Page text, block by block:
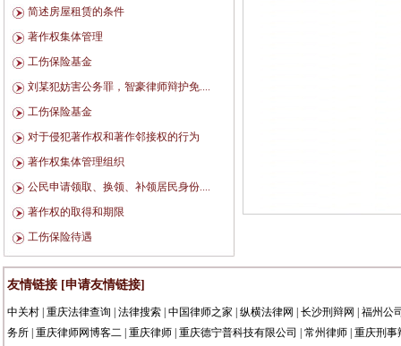
简述房屋租赁的条件
著作权集体管理
工伤保险基金
刘某犯妨害公务罪，智豪律师辩护免....
工伤保险基金
对于侵犯著作权和著作邻接权的行为
著作权集体管理组织
公民申请领取、换领、补领居民身份....
著作权的取得和期限
工伤保险待遇
友情链接 [申请友情链接]
中关村 |重庆法律查询 |法律搜索 |中国律师之家 |纵横法律网 |长沙刑辩网 |福州公
务所 |重庆律师网博客二 |重庆律师 |重庆德宁普科技有限公司 |常州律师 |重庆刑事